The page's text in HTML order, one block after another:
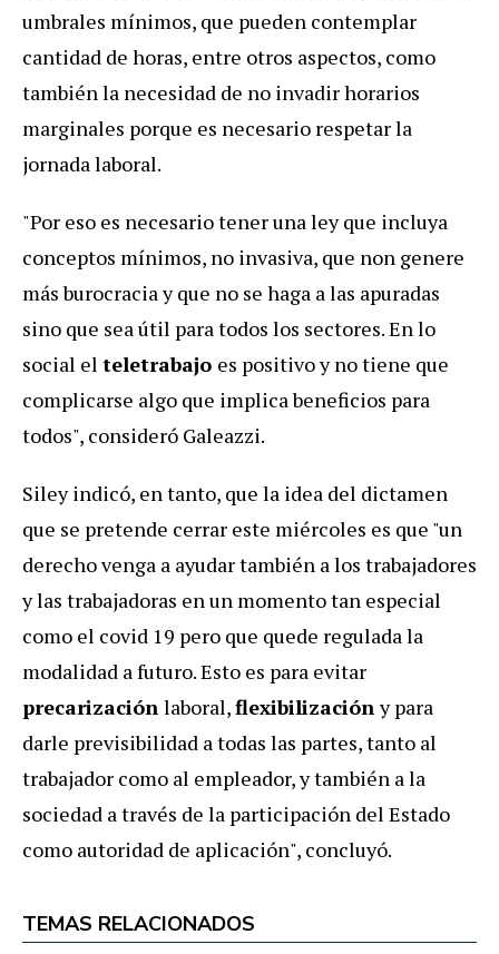
umbrales mínimos, que pueden contemplar
cantidad de horas, entre otros aspectos, como
también la necesidad de no invadir horarios
marginales porque es necesario respetar la
jornada laboral.
"Por eso es necesario tener una ley que incluya
conceptos mínimos, no invasiva, que non genere
más burocracia y que no se haga a las apuradas
sino que sea útil para todos los sectores. En lo
social el teletrabajo es positivo y no tiene que
complicarse algo que implica beneficios para
todos", consideró Galeazzi.
Siley indicó, en tanto, que la idea del dictamen
que se pretende cerrar este miércoles es que "un
derecho venga a ayudar también a los trabajadores
y las trabajadoras en un momento tan especial
como el covid 19 pero que quede regulada la
modalidad a futuro. Esto es para evitar
precarización laboral,flexibilizacióny para
darle previsibilidad a todas las partes, tanto al
trabajador como al empleador, y también a la
sociedad a través de la participación del Estado
como autoridad de aplicación", concluyó.
TEMAS RELACIONADOS